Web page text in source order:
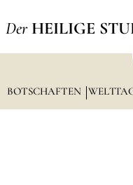
Der HEILIGE
BOTSCHAFTEN